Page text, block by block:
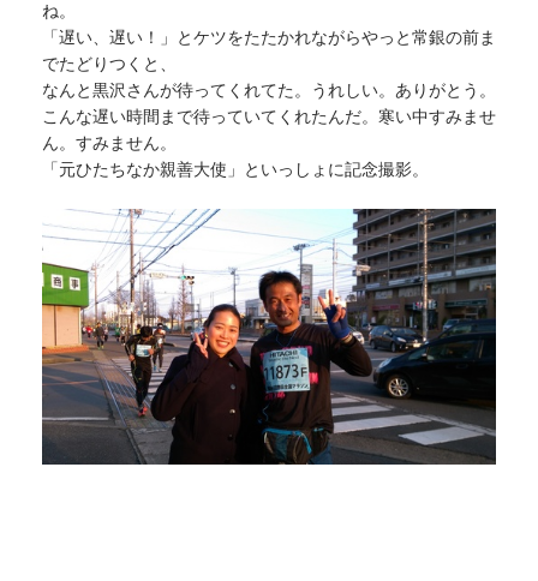
ね。
「遅い、遅い！」とケツをたたかれながらやっと常銀の前ま
でたどりつくと、
なんと黒沢さんが待ってくれてた。うれしい。ありがとう。
こんな遅い時間まで待っていてくれたんだ。寒い中すみませ
ん。すみません。
「元ひたちなか親善大使」といっしょに記念撮影。